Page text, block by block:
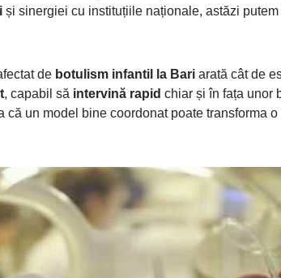
și sinergiei cu instituțiile naționale, astăzi
de botulism infantil la Bari arată cât de
, capabil să intervină rapid chiar și în fața unor
că un model bine coordonat poate transforma o